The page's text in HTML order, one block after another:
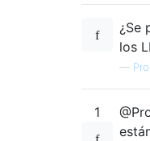
¿Se
los
—
1